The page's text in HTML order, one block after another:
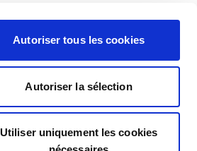
Autoriser tous les cookies
Autoriser la sélection
Utiliser uniquement les cookies